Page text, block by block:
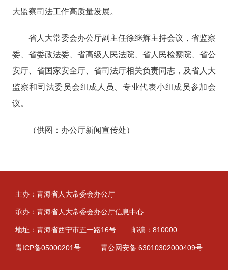
大监察司法工作高质量发展。
省人大常委会办公厅副主任徐继辉主持会议，省监察
委、 省委政法委、 省高级人民法院、省人民检察院、省公
安厅、省国家安全厅、省司法厅相关负责同志 ， 及省人大
监察和司法委 员会组成人员 、专业代表小组成员参加会
议。
（供图：办公厅新闻宣传处）
主办：青海省人大常委会办公厅
承办：青海省人大常委会办公厅信息中心
地址：青海省西宁市五一路16号 邮编：810000
青ICP备05000201号 青公网安备 63010302000409号